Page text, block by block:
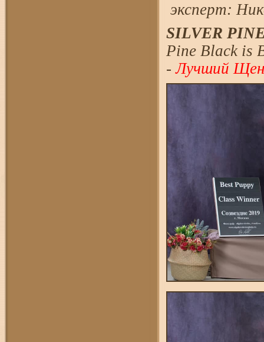
эксперт:
SILVER
Pine Black is
- Лучший